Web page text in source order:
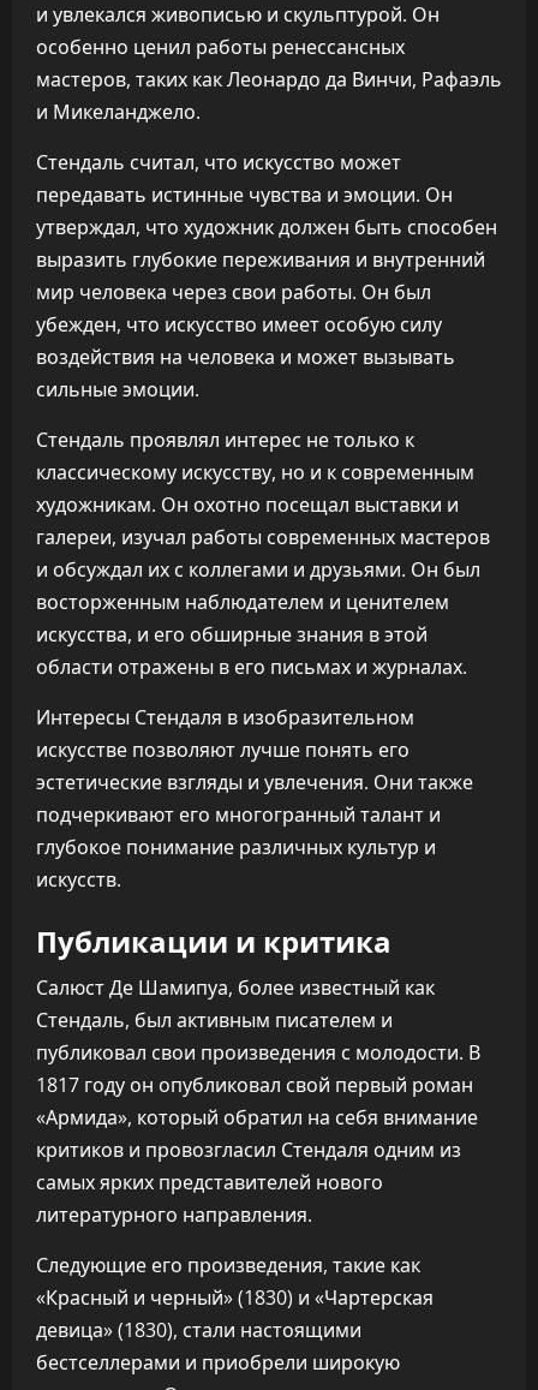
и увлекался живописью и скульптурой. Он
особенно ценил работы ренессансных
мастеров, таких как Леонардо да Винчи, Рафаэль
и Микеланджело.
Стендаль считал, что искусство может
передавать истинные чувства и эмоции. Он
утверждал, что художник должен быть способен
выразить глубокие переживания и внутренний
мир человека через свои работы. Он был
убежден, что искусство имеет особую силу
воздействия на человека и может вызывать
сильные эмоции.
Стендаль проявлял интерес не только к
классическому искусству, но и к современным
художникам. Он охотно посещал выставки и
галереи, изучал работы современных мастеров
и обсуждал их с коллегами и друзьями. Он был
восторженным наблюдателем и ценителем
искусства, и его обширные знания в этой
области отражены в его письмах и журналах.
Интересы Стендаля в изобразительном
искусстве позволяют лучше понять его
эстетические взгляды и увлечения. Они также
подчеркивают его многогранный талант и
глубокое понимание различных культур и
искусств.
Публикации и критика
Салюст Де Шамипуа, более известный как
Стендаль, был активным писателем и
публиковал свои произведения с молодости. В
1817 году он опубликовал свой первый роман
«Армида», который обратил на себя внимание
критиков и провозгласил Стендаля одним из
самых ярких представителей нового
литературного направления.
Следующие его произведения, такие как
«Красный и черный» (1830) и «Чартерская
девица» (1830), стали настоящими
бестселлерами и приобрели широкую